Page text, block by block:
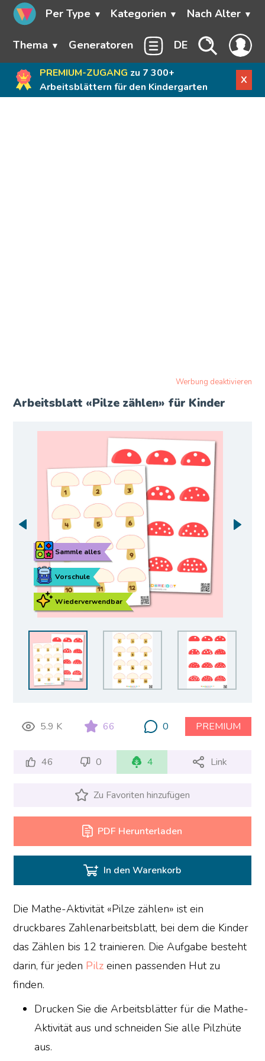
Per Type Kategorien Nach Alter
Thema Generatoren DE
PREMIUM-ZUGANG zu 7 300+
Arbeitsblättern für den Kindergarten
X
Werbung deaktivieren
Arbeitsblatt «Pilze zählen» für Kinder
Wiederverwendbar
Vorschule
Sammle alles
5.9 K 66 0 PREMIUM
46 0 4 Link
Zu Favoriten hinzufügen
PDF Herunterladen
In den Warenkorb
Die Mathe-Aktivität «Pilze zählen» ist ein
druckbares Zahlenarbeitsblatt, bei dem die Kinder
das Zählen bis 12 trainieren. Die Aufgabe besteht
darin, für jeden Pilz einen passenden Hut zu
finden.
Drucken Sie die Arbeitsblätter für die Mathe-
Aktivität aus und schneiden Sie alle Pilzhüte
aus.